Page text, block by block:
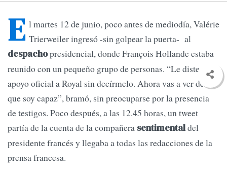
E l martes 12 de junio, poco antes de mediodía, Valérie
Trierweiler ingresó -sin golpear la puerta- al
despachopresidencial, donde François Hollande estaba
reunido con un pequeño grupo de personas. “Le diste tu
apoyo oficial a Royal sin decírmelo. Ahora vas a ver de lo
que soy capaz”, bramó, sin preocuparse por la presencia
de testigos. Poco después, a las 12.45 horas, un tweet
partía de la cuenta de la compañera sentimentaldel
presidente francés y llegaba a todas las redacciones de la
prensa francesa.